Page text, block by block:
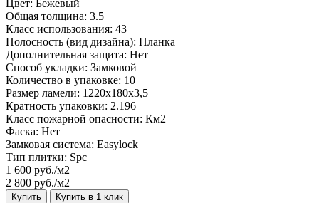
Цвет: Бежевый
Общая толщина: 3.5
Класс использования: 43
Полосность (вид дизайна): Планка
Дополнительная защита: Нет
Способ укладки: Замковой
Количество в упаковке: 10
Размер ламели: 1220х180х3,5
Кратность упаковки: 2.196
Класс пожарной опасности: Км2
Фаска: Нет
Замковая система: Easylock
Тип плитки: Spc
1 600 руб./м2
2 800 руб./м2
Купить Купить в 1 клик